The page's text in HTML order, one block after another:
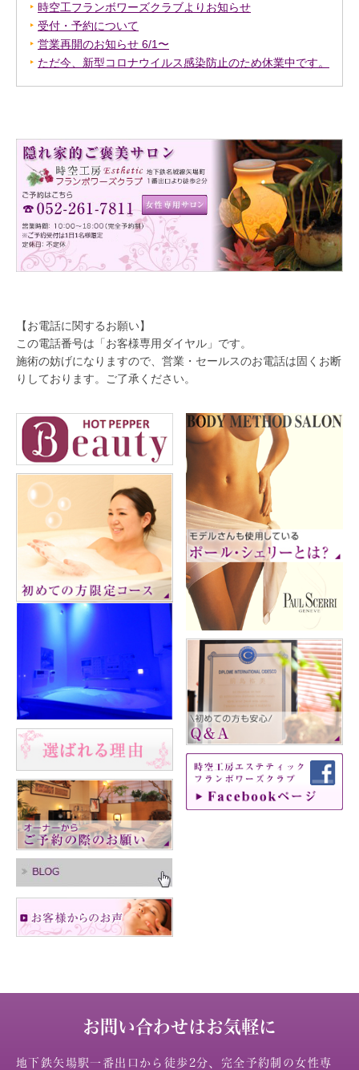
時空工フランボワーズクラブよりお知らせ
受付・予約について
営業再開のお知らせ 6/1〜
ただ今、新型コロナウイルス感染防止のため休業中です。
【お電話に関するお願い】
この電話番号は「お客様専用ダイヤル」です。
施術の妨げになりますので、営業・セールスのお電話は固くお断
りしております。ご了承ください。
お問い合わせはお気軽に
地下鉄矢場駅一番出口から徒歩2分、完全予約制の女性専